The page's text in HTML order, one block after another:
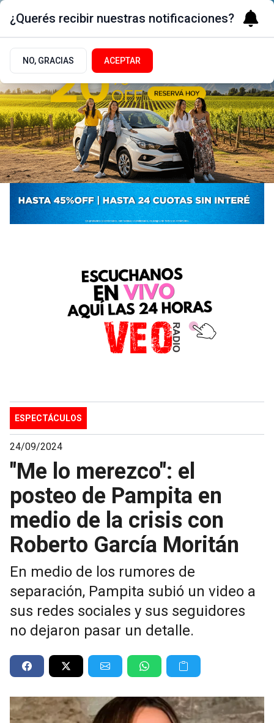
ESPECTÁCULOS
24/09/2024
"Me lo merezco": el
posteo de Pampita en
medio de la crisis con
Roberto García Moritán
En medio de los rumores de
separación, Pampita subió un video a
sus redes sociales y sus seguidores
no dejaron pasar un detalle.
¿Querés recibir nuestras notificaciones?
NO, GRACIAS ACEPTAR